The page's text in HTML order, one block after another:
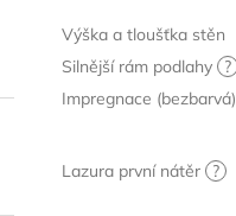
Výška a tloušťka stěn
Silnější rám podlahy
?
Impregnace (bezbarvá)
Lazura první nátěr ?